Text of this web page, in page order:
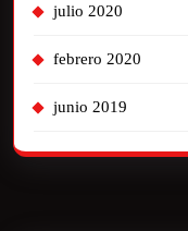
julio 2020
febrero 2020
junio 2019